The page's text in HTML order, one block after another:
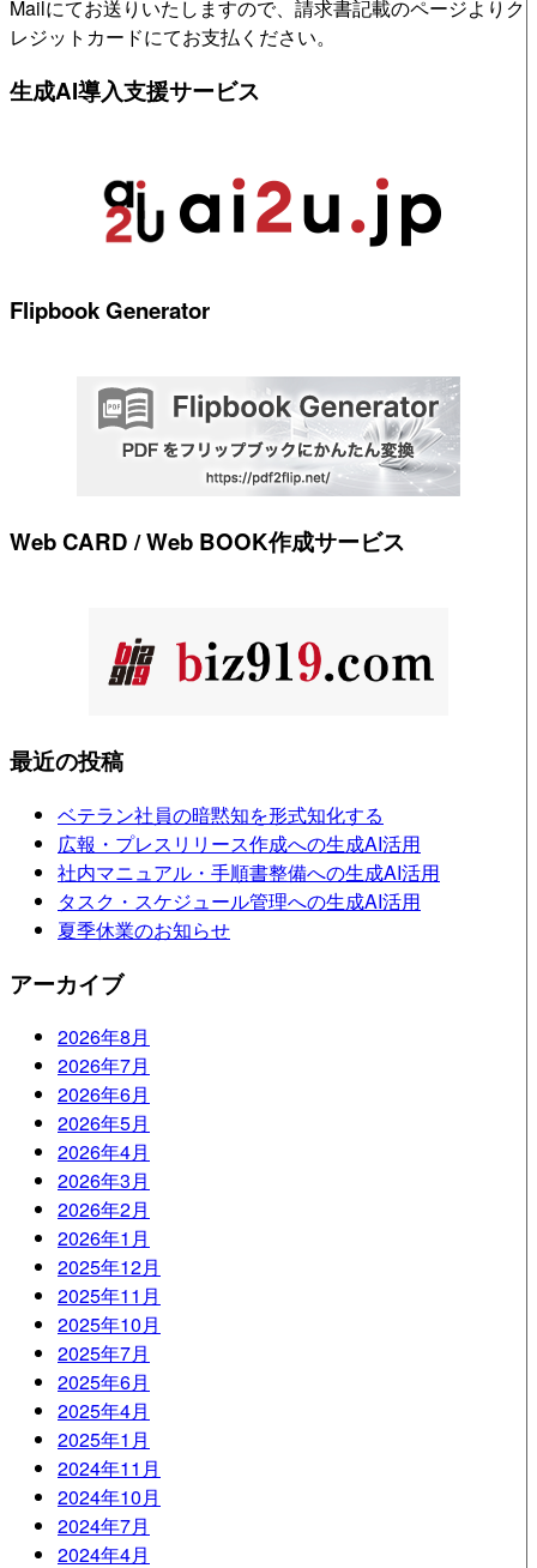
Mailにてお送りいたしますので、請求書記載のページよりク
レジットカードにてお支払ください。
生成AI導入支援サービス
Flipbook Generator
Web CARD / Web BOOK作成サービス
最近の投稿
ベテラン社員の暗黙知を形式知化する
広報・プレスリリース作成への生成AI活用
社内マニュアル・手順書整備への生成AI活用
タスク・スケジュール管理への生成AI活用
夏季休業のお知らせ
アーカイブ
2026年8月
2026年7月
2026年6月
2026年5月
2026年4月
2026年3月
2026年2月
2026年1月
2025年12月
2025年11月
2025年10月
2025年7月
2025年6月
2025年4月
2025年1月
2024年11月
2024年10月
2024年7月
2024年4月